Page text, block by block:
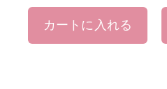
カートに入れる